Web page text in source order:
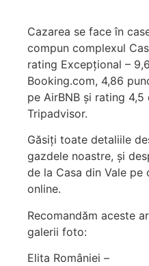
Cazarea se face în
compun complexul
rating Excepțional –
Booking.com, 4,86
pe AirBNB și rating
Tripadvisor.
Găsiți toate detaliile
gazdele noastre, și
de la Casa din Vale pe
online.
Recomandăm aceste
galerii foto:
Elita României –